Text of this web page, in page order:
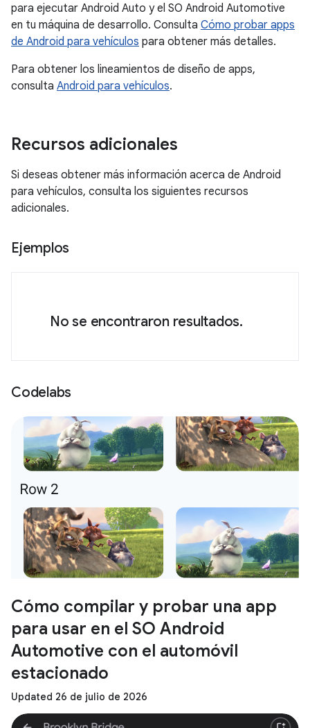
para ejecutar Android Auto y el SO Android Automotive
en tu máquina de desarrollo. Consulta Cómo probar apps
de Android para vehículos para obtener más detalles.
Para obtener los lineamientos de diseño de apps,
consulta Android para vehículos.
Recursos adicionales
Si deseas obtener más información acerca de Android
para vehículos, consulta los siguientes recursos
adicionales.
Ejemplos
No se encontraron resultados.
Codelabs
Cómo compilar y probar una app
para usar en el SO Android
Automotive con el automóvil
estacionado
Updated 26 de julio de 2026